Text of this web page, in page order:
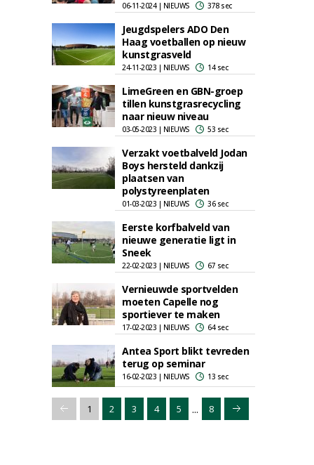
06-11-2024 | NIEUWS 378 sec
Jeugdspelers ADO Den
Haag voetballen op nieuw
kunstgrasveld
24-11-2023 | NIEUWS 14 sec
LimeGreen en GBN-groep
tillen kunstgrasrecycling
naar nieuw niveau
03-05-2023 | NIEUWS 53 sec
Verzakt voetbalveld Jodan
Boys hersteld dankzij
plaatsen van
polystyreenplaten
01-03-2023 | NIEUWS 36 sec
Eerste korfbalveld van
nieuwe generatie ligt in
Sneek
22-02-2023 | NIEUWS 67 sec
Vernieuwde sportvelden
moeten Capelle nog
sportiever te maken
17-02-2023 | NIEUWS 64 sec
Antea Sport blikt tevreden
terug op seminar
16-02-2023 | NIEUWS 13 sec
1 2 3 4 5 ... 8